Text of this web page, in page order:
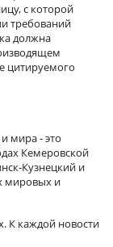
с которой
требований
должна
цитируемого
мира - это
Кемеровской
Кузнецкий и
мировых и
К каждой новости